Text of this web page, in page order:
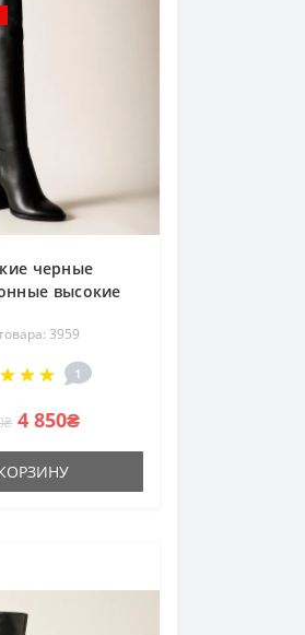
черные
высокие
со скидкой 40
натуральной
бренда
3959
1
4 850₴